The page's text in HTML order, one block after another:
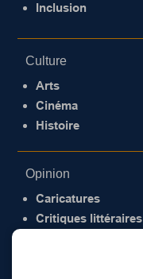
Inclusion
Culture
Arts
Cinéma
Histoire
Opinion
Caricatures
Critiques littéraires